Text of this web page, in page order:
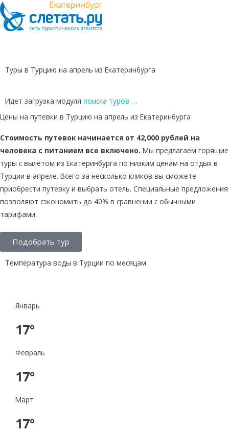
Туры в Турцию на апрель из Екатеринбурга
Идет загрузка модуля поиска туров …
Цены на путевки в Турцию на апрель из Екатеринбурга
Стоимость путевок начинается от 42,000 рублей на
человека с питанием все включено. Мы предлагаем горящие
туры с вылетом из Екатеринбурга по низким ценам на отдых в
Турции в апреле. Всего за несколько кликов вы сможете
приобрести путевку и выбрать отель. Специальные предложения
позволяют сэкономить до 40% в сравнении с обычными
тарифами.
Подобрать тур
Температура воды в Турции по месяцам
Январь
17°
Февраль
17°
Март
17°